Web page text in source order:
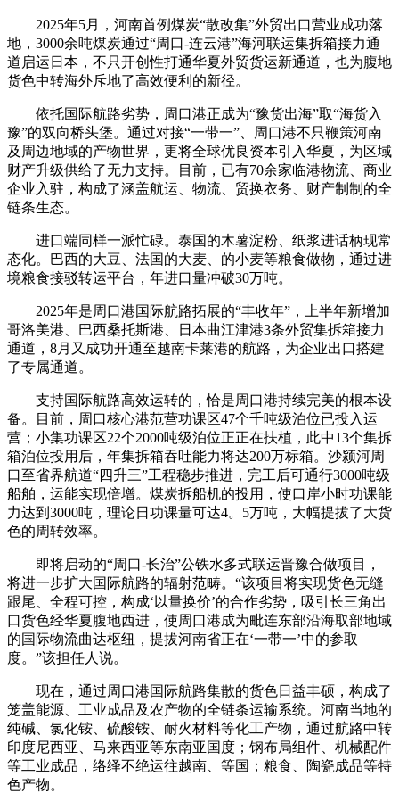
2025年5月，河南首例煤炭“散改集”外贸出口营业成功落
地，3000余吨煤炭通过“周口-连云港”海河联运集拆箱接力通
道启运日本，不只开创性打通华夏外贸货运新通道，也为腹地
货色中转海外斥地了高效便利的新径。
依托国际航路劣势，周口港正成为“豫货出海”取“海货入
豫”的双向桥头堡。通过对接“一带一”、周口港不只鞭策河南
及周边地域的产物世界，更将全球优良资本引入华夏，为区域
财产升级供给了无力支持。目前，已有70余家临港物流、商业
企业入驻，构成了涵盖航运、物流、贸换衣务、财产制制的全
链条生态。
进口端同样一派忙碌。泰国的木薯淀粉、纸浆进话柄现常
态化。巴西的大豆、法国的大麦、的小麦等粮食做物，通过进
境粮食接驳转运平台，年进口量冲破30万吨。
2025年是周口港国际航路拓展的“丰收年”，上半年新增加
哥洛美港、巴西桑托斯港、日本曲江津港3条外贸集拆箱接力
通道，8月又成功开通至越南卡莱港的航路，为企业出口搭建
了专属通道。
支持国际航路高效运转的，恰是周口港持续完美的根本设
备。目前，周口核心港范营功课区47个千吨级泊位已投入运
营；小集功课区22个2000吨级泊位正正在扶植，此中13个集拆
箱泊位投用后，年集拆箱吞吐能力将达200万标箱。沙颍河周
口至省界航道“四升三”工程稳步推进，完工后可通行3000吨级
船舶，运能实现倍增。煤炭拆船机的投用，使口岸小时功课能
力达到3000吨，理论日功课量可达4。5万吨，大幅提拔了大货
色的周转效率。
即将启动的“周口-长治”公铁水多式联运晋豫合做项目，
将进一步扩大国际航路的辐射范畴。“该项目将实现货色无缝
跟尾、全程可控，构成‘以量换价’的合作劣势，吸引长三角出
口货色经华夏腹地西进，使周口港成为毗连东部沿海取部地域
的国际物流曲达枢纽，提拔河南省正在‘一带一’中的参取
度。”该担任人说。
现在，通过周口港国际航路集散的货色日益丰硕，构成了
笼盖能源、工业成品及农产物的全链条运输系统。河南当地的
纯碱、氯化铵、硫酸铵、耐火材料等化工产物，通过航路中转
印度尼西亚、马来西亚等东南亚国度；钢布局组件、机械配件
等工业成品，络绎不绝运往越南、等国；粮食、陶瓷成品等特
色产物。